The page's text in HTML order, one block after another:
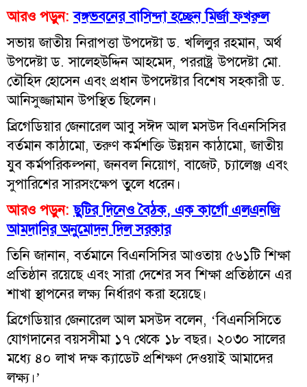
আরও পড়ুন: বঙ্গভবনের বাসিন্দা হচ্ছেন মির্জা ফখরুল
সভায় জাতীয় নিরাপত্তা উপদেষ্টা ড. খলিলুর রহমান, অর্থ
উপদেষ্টা ড. সালেহউদ্দিন আহমেদ, পররাষ্ট্র উপদেষ্টা মো.
তৌহিদ হোসেন এবং প্রধান উপদেষ্টার বিশেষ সহকারী ড.
আনিসুজ্জামান উপস্থিত ছিলেন।
ব্রিগেডিয়ার জেনারেল আবু সঈদ আল মসউদ বিএনসিসির
বর্তমান কাঠামো, তরুণ কর্মশক্তি উন্নয়ন কাঠামো, জাতীয়
যুব কর্মপরিকল্পনা, জনবল নিয়োগ, বাজেট, চ্যালেঞ্জ এবং
সুপারিশের সারসংক্ষেপ তুলে ধরেন।
আরও পড়ুন: ছুটির দিনেও বৈঠক, এক কার্গো এলএনজি
আমদানির অনুমোদন দিল সরকার
তিনি জানান, বর্তমানে বিএনসিসির আওতায় ৫৬১টি শিক্ষা
প্রতিষ্ঠান রয়েছে এবং সারা দেশের সব শিক্ষা প্রতিষ্ঠানে এর
শাখা স্থাপনের লক্ষ্য নির্ধারণ করা হয়েছে।
ব্রিগেডিয়ার জেনারেল আল মসউদ বলেন, ‘বিএনসিসিতে
যোগদানের বয়সসীমা ১৭ থেকে ১৮ বছর। ২০৩০ সালের
মধ্যে ৪০ লাখ দক্ষ ক্যাডেট প্রশিক্ষণ দেওয়াই আমাদের
লক্ষ্য।’